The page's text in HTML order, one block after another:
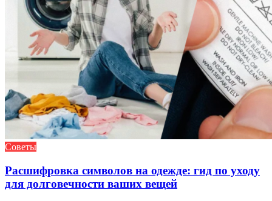
Советы
Расшифровка символов на одежде: гид по уходу
для долговечности ваших вещей